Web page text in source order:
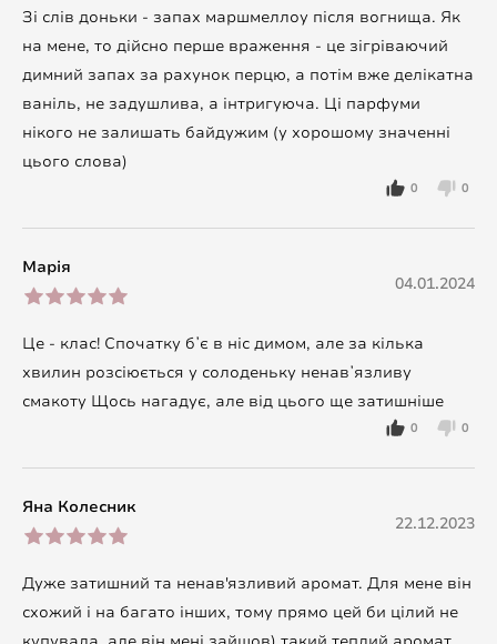
Зі слів доньки - запах маршмеллоу після вогнища. Як
на мене, то дійсно перше враження - це зігріваючий
димний запах за рахунок перцю, а потім вже делікатна
ваніль, не задушлива, а інтригуюча. Ці парфуми
нікого не залишать байдужим (у хорошому значенні
цього слова)
0 0
Марія
04.01.2024
Це - клас! Спочатку бʼє в ніс димом, але за кілька
хвилин розсіюється у солоденьку ненавʼязливу
смакоту Щось нагадує, але від цього ще затишніше
0 0
Яна Колесник
22.12.2023
Дуже затишний та ненав'язливий аромат. Для мене він
схожий і на багато інших, тому прямо цей би цілий не